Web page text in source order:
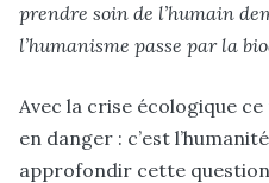
prendre soin de l’humain
l’humanisme passe par la
Avec la crise écologique
en danger : c’est
approfondir cette